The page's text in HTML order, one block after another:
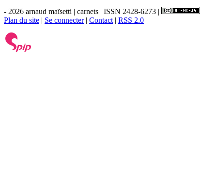
- 2026 arnaud maïsetti | carnets | ISSN 2428-6273 |
Plan du site | Se connecter| Contact | RSS 2.0